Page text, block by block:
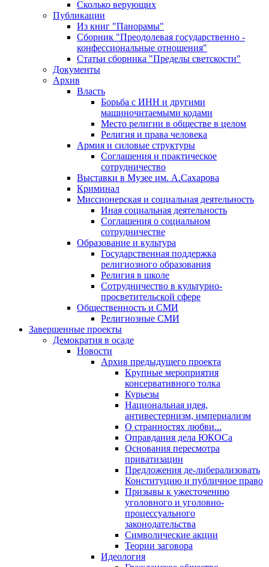
Сколько верующих
Публикации
Из книг "Панорамы"
Сборник "Преодолевая государственно -
конфессиональные отношения"
Статьи сборника "Пределы светскости"
Документы
Архив
Власть
Борьба с ИНН и другими
машиночитаемыми кодами
Место религии в обществе в целом
Религия и права человека
Армия и силовые структуры
Соглашения и практическое
сотрудничество
Выставки в Музее им. А.Сахарова
Криминал
Миссионерская и социальная деятельность
Иная социальная деятельность
Соглашения о социальном
сотрудничестве
Образование и культура
Государственная поддержка
религиозного образования
Религия в школе
Сотрудничество в культурно-
просветительской сфере
Общественность и СМИ
Религиозные СМИ
Завершенные проекты
Демократия в осаде
Новости
Архив предыдущего проекта
Крупные мероприятия
консервативного толка
Курьезы
Национальная идея,
антивестернизм, империализм
О странностях любви...
Оправдания дела ЮКОСа
Основания пересмотра
приватизации
Предложения де-либерализовать
Конституцию и публичное право
Призывы к ужесточению
уголовного и уголовно-
процессуального
законодательства
Символические акции
Теории заговора
Идеология